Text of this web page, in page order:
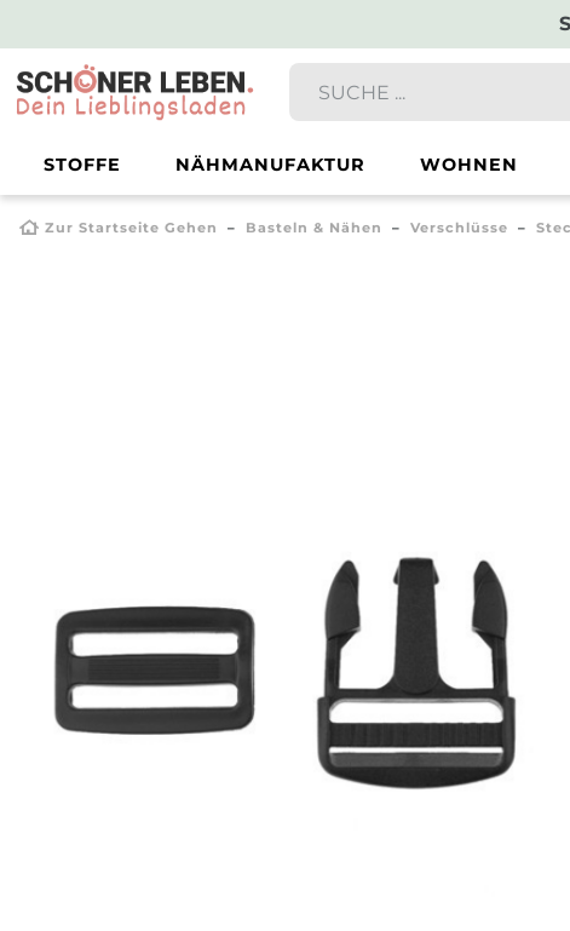
STOFFE NÄHMANUFAKTUR WOHNEN
Zur Startseite Gehen Basteln & Nähen Verschlüsse